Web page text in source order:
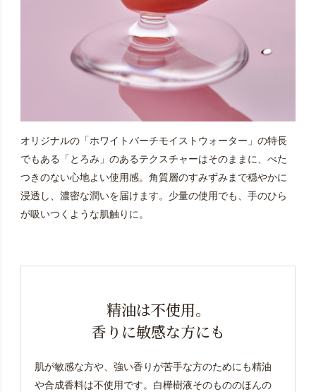
オリジナルの「ホワイトバーチモイストウォーター」の特長
でもある「とろみ」のあるテクスチャーはそのままに、べた
つきのない心地よい使用感。角質層のすみずみまで穏やかに
浸透し、濃密な潤いを届けます。少量の使用でも、手のひら
が吸いつくような肌触りに。
精油は不使用。
香りに敏感な方にも
肌が敏感な方や、強い香りが苦手な方のためにも精油
や合成香料は不使用です。 白樺樹液そのもののほんの